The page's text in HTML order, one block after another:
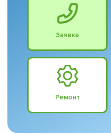
Заявка
Ремонт